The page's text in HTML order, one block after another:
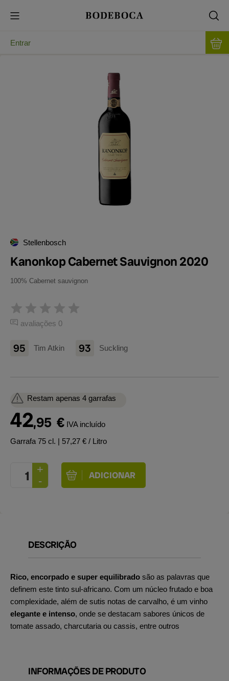
Entrar
Stellenbosch
Kanonkop Cabernet Sauvignon 2020
100% Cabernet sauvignon
avaliações 0
95 Tim Atkin 93 Suckling
Restam apenas 4 garrafas
42,95 € IVA incluído
Garrafa 75 cl. | 57,27 € / Litro
DESCRIÇÃO
Rico, encorpado e super equilibrado são as palavras que
definem este tinto sul-africano. Com um núcleo frutado e boa
complexidade, além de sutis notas de carvalho, é um vinho
elegante e intenso, onde se destacam sabores únicos de
tomate assado, charcutaria ou cassis, entre outros
INFORMAÇÕES DE PRODUTO